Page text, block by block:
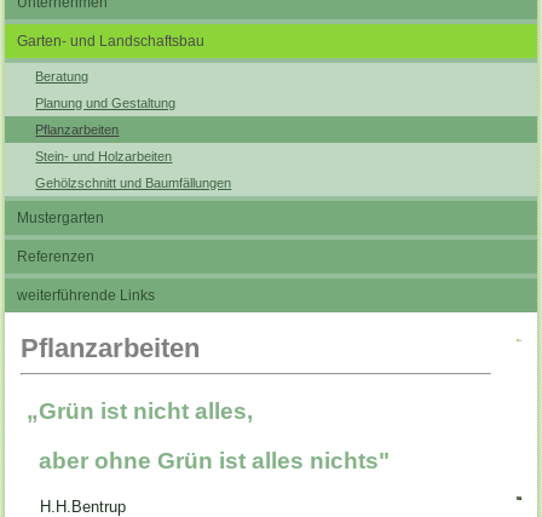
Garten- und Landschaftsbau
Beratung
Planung und Gestaltung
Pflanzarbeiten
Stein- und Holzarbeiten
Gehölzschnitt und Baumfällungen
Mustergarten
Referenzen
weiterführende Links
Pflanzarbeiten
„Grün ist nicht alles,
aber ohne Grün ist alles nichts"
H.H.Bentrup